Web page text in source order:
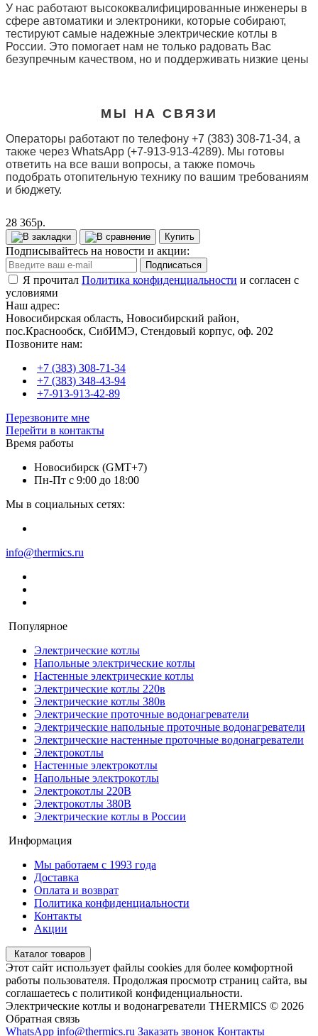
У нас работают высококвалифицированные инженеры в
сфере автоматики и электроники, которые собирают,
тестируют самые надежные электрические котлы в
России. Это помогает нам не только радовать Вас
безупречным качеством, но и поддерживать низкие цены
МЫ НА СВЯЗИ
Операторы работают по телефону +7 (383) 308-71-34, а
также через WhatsApp (+7-913-913-4289). Мы готовы
ответить на все ваши вопросы, а также помочь
подобрать отопительную технику по вашим требованиям
и бюджету.
28 365р.
Купить
Подписывайтесь на новости и акции:
Подписаться
Я прочитал Политика конфиденциальности и согласен с
условиями
Наш адрес:
Новосибирская область, Новосибирский район,
пос.Краснообск, СибИМЭ, Стендовый корпус, оф. 202
Позвоните нам:
+7 (383) 308-71-34
+7 (383) 348-43-94
+7-913-913-42-89
Перезвоните мне
Перейти в контакты
Время работы
Новосибирск (GMT+7)
Пн-Пт с 9:00 до 18:00
Мы в социальных сетях:
info@thermics.ru
Популярное
Электрические котлы
Напольные электрические котлы
Настенные электрические котлы
Электрические котлы 220в
Электрические котлы 380в
Электрические проточные водонагреватели
Электрические напольные проточные водонагреватели
Электрические настенные проточные водонагреватели
Электрокотлы
Настенные электрокотлы
Напольные электрокотлы
Электрокотлы 220В
Электрокотлы 380В
Электрические котлы в России
Информация
Мы работаем с 1993 года
Доставка
Оплата и возврат
Политика конфиденциальности
Контакты
Акции
Каталог товаров
Этот сайт использует файлы cookies для более комфортной
работы пользователя. Продолжая просмотр страниц сайта, вы
соглашаетесь с политикой конфиденциальности.
Электрические котлы и водонагреватели THERMICS © 2026
Обратная связь
WhatsApp info@thermics.ru Заказать звонок Контакты